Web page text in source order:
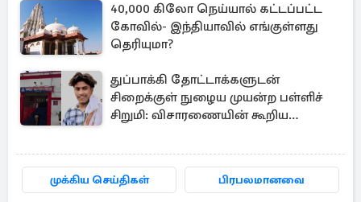
40,000 கிலோ நெய்யால் கட்டப்பட்ட
கோவில்- இந்தியாவில் எங்குள்ளது
தெரியுமா?
துப்பாக்கி தோட்டாக்களுடன்
சிறைக்குள் நுழைய முயன்ற பள்ளிச்
சிறுமி: விசாரணையின் கூறிய
முக்கிய செய்திகள் பிரபலமானவை